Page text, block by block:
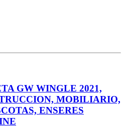
GW WINGLE 2021,
MOBILIARIO,
ENSERES